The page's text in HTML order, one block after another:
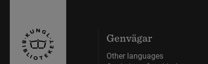
Genvägar
Other languages